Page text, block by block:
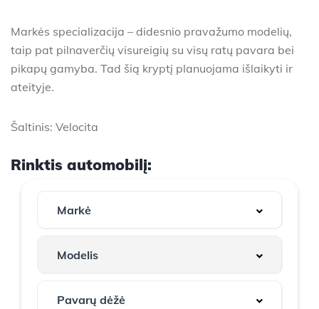
Markės specializacija – didesnio pravažumo modelių,
taip pat pilnaverčių visureigių su visų ratų pavara bei
pikapų gamyba. Tad šią kryptį planuojama išlaikyti ir
ateityje.
Šaltinis: Velocita
Rinktis automobilį: